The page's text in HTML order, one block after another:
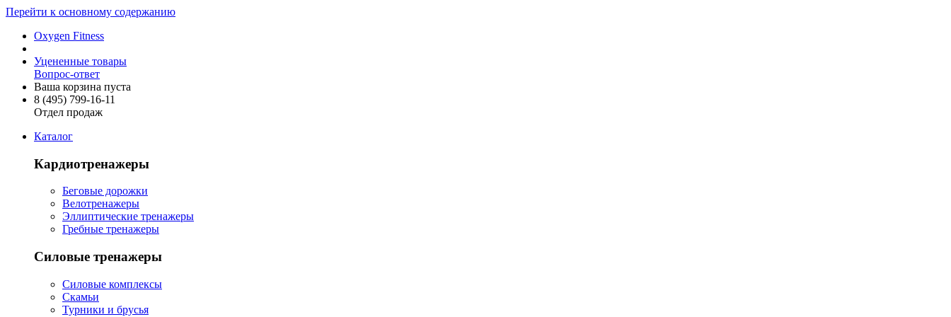
Перейти к основному содержанию
Oxygen Fitness
Уцененные товары
Вопрос-ответ
Ваша корзина пуста
8 (495) 799-16-11
Отдел продаж
Каталог
Кардиотренажеры
Беговые дорожки
Велотренажеры
Эллиптические тренажеры
Гребные тренажеры
Силовые тренажеры
Силовые комплексы
Скамьи
Турники и брусья